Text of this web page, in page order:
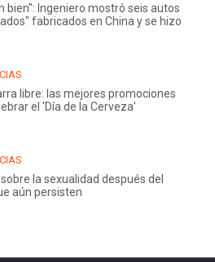
bien": Ingeniero mostró seis autos
fabricados en China y se hizo
libre: las mejores promociones
el 'Día de la Cerveza'
la sexualidad después del
aún persisten